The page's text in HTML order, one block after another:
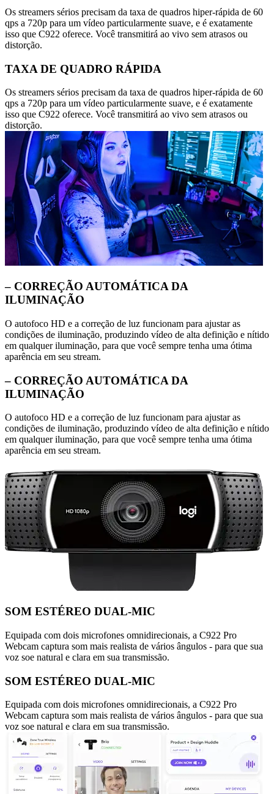
Os streamers sérios precisam da taxa de quadros hiper-rápida de 60
qps a 720p para um vídeo particularmente suave, e é exatamente
isso que C922 oferece. Você transmitirá ao vivo sem atrasos ou
distorção.
TAXA DE QUADRO RÁPIDA
Os streamers sérios precisam da taxa de quadros hiper-rápida de 60
qps a 720p para um vídeo particularmente suave, e é exatamente
isso que C922 oferece. Você transmitirá ao vivo sem atrasos ou
distorção.
– CORREÇÃO AUTOMÁTICA DA
ILUMINAÇÃO
O autofoco HD e a correção de luz funcionam para ajustar as
condições de iluminação, produzindo vídeo de alta definição e nítido
em qualquer iluminação, para que você sempre tenha uma ótima
aparência em seu stream.
– CORREÇÃO AUTOMÁTICA DA
ILUMINAÇÃO
O autofoco HD e a correção de luz funcionam para ajustar as
condições de iluminação, produzindo vídeo de alta definição e nítido
em qualquer iluminação, para que você sempre tenha uma ótima
aparência em seu stream.
SOM ESTÉREO DUAL-MIC
Equipada com dois microfones omnidirecionais, a C922 Pro
Webcam captura som mais realista de vários ângulos - para que sua
voz soe natural e clara em sua transmissão.
SOM ESTÉREO DUAL-MIC
Equipada com dois microfones omnidirecionais, a C922 Pro
Webcam captura som mais realista de vários ângulos - para que sua
voz soe natural e clara em sua transmissão.